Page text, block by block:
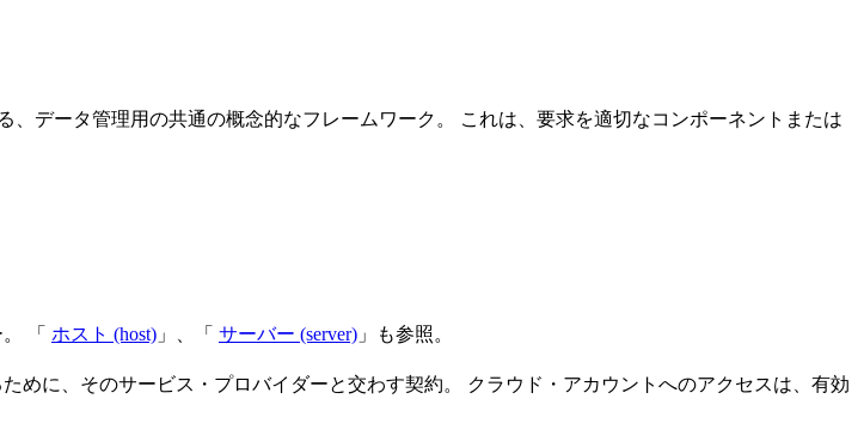
データ管理用の共通の概念的なフレームワーク。 これは、要求を適切なコンポーネントまたは
「 ホスト (host) 」、「 サーバー (server) 」も参照。
めに、そのサービス・プロバイダーと交わす契約。 クラウド・アカウントへのアクセスは、有効